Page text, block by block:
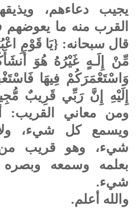
يجيب دعاءهم،
القرب منه ما يعوضهم
قال سبحانه: {يَا قَوْمِ
مِّنْ إِلَـهٍ غَيْرُهُ هُوَ
وَاسْتَعْمَرَكُمْ فِيهَا
ومن معاني القريب:
ويسمع كل شيء،
شيء، وهو قريب من
بعلمه وسمعه
شيء.
والله أعلم.